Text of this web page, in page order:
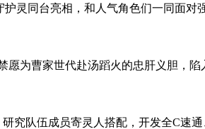
灵同台亮相，和人气角色们一同面
愿为曹家世代赴汤蹈火的忠肝义胆，
究队伍成员寄灵人搭配，开发全C速